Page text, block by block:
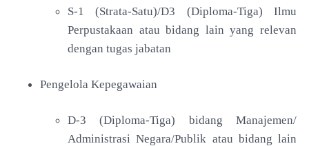
S-1 (Strata-Satu)/D3 (Diploma-Tiga) Ilmu
Perpustakaan atau bidang lain yang relevan
dengan tugas jabatan
Pengelola Kepegawaian
D-3 (Diploma-Tiga) bidang Manajemen/
Administrasi Negara/Publik atau bidang lain